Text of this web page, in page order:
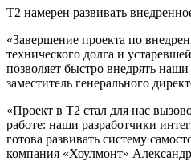
Т2 намерен развивать
«Завершение проекта по
технического долга и
позволяет быстро внедрять
заместитель генерального
«Проект в Т2 стал для нас
работе: наши разработчики
готова развивать систему
компания «Хоулмонт»